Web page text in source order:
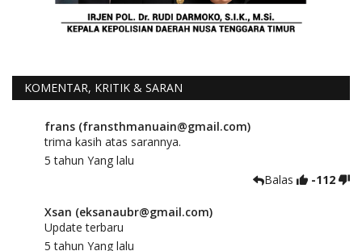
KOMENTAR, KRITIK & SARAN
frans (fransthmanuain@gmail.com)
trima kasih atas sarannya.
5 tahun Yang lalu
Balas
-112
Xsan (eksanaubr@gmail.com)
Update terbaru
5 tahun Yang lalu